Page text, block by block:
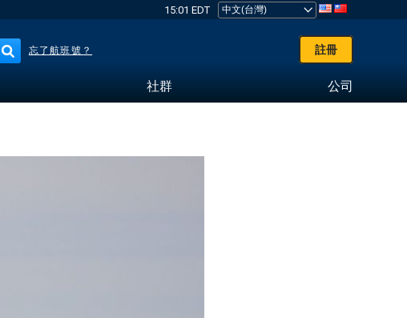
15:01 EDT
忘了航班號？ 註冊
社群 公司